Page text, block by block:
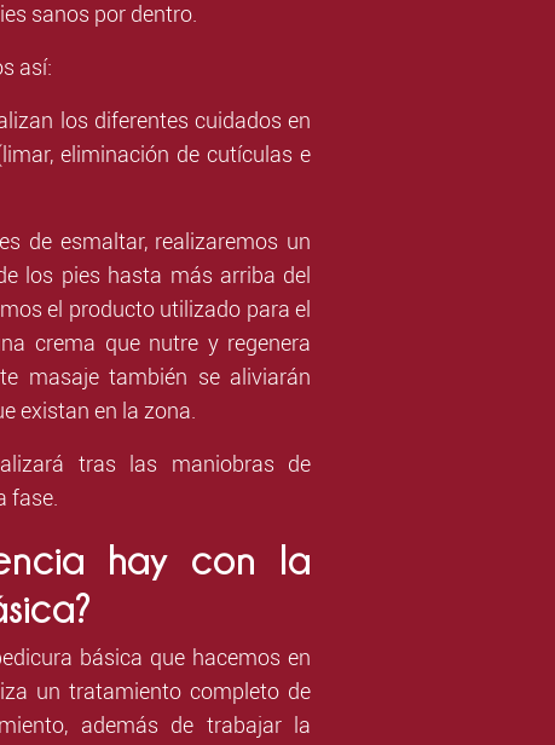
sanos por dentro.
así:
los diferentes cuidados en
eliminación de cutículas e
de esmaltar, realizaremos un
los pies hasta más arriba del
el producto utilizado para el
crema que nutre y regenera
masaje también se aliviarán
existan en la zona.
tras las maniobras de
fase.
hay con la
básica que hacemos en
un tratamiento completo de
además de trabajar la